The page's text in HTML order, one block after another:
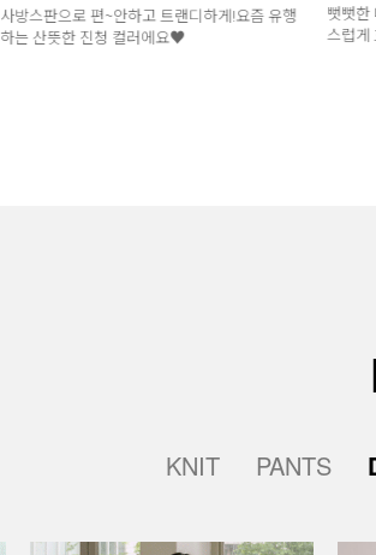
뻣뻣한 데님NO! 유연한 워싱 터치감으로 자연
스럽게 흐르는 세련된 데님:)
빈티지